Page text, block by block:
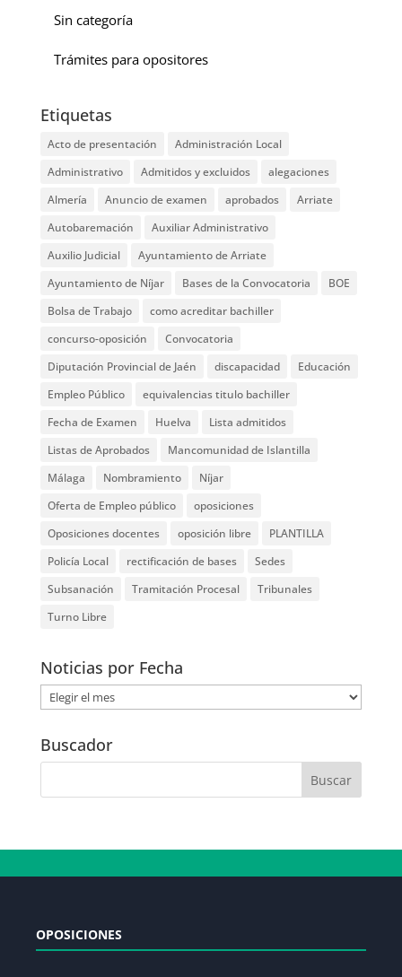
Sin categoría
Trámites para opositores
Etiquetas
Acto de presentación
Administración Local
Administrativo
Admitidos y excluidos
alegaciones
Almería
Anuncio de examen aprobados
Arriate
Autobaremación
Auxiliar Administrativo
Auxilio Judicial
Ayuntamiento de Arriate
Ayuntamiento de Níjar
Bases de la Convocatoria
BOE
Bolsa de Trabajo
como acreditar bachiller
concurso-oposición
Convocatoria
Diputación Provincial de Jaén
discapacidad
Educación
Empleo Público
equivalencias titulo bachiller
Fecha de Examen
Huelva
Lista admitidos
Listas de Aprobados
Mancomunidad de Islantilla
Málaga
Nombramiento
Níjar
Oferta de Empleo público
oposiciones
Oposiciones docentes
oposición libre
PLANTILLA
Policía Local
rectificación de bases
Sedes
Subsanación
Tramitación Procesal
Tribunales
Turno Libre
Noticias por Fecha
Noticias
por
Buscador
OPOSICIONES